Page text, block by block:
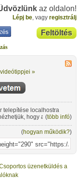
az oldalon!
Lépj be, vagy regisztrálj
Feltöltés
»
telepítése localhostra
hogy az előzőleg
kell a joomlát
(több infó)
(hogyan működik?)
üzenetküldés a